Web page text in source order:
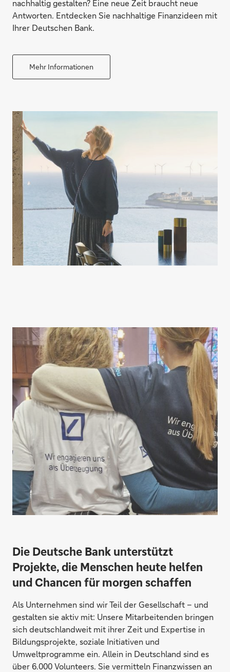
nachhaltig gestalten? Eine neue Zeit braucht neue
Antworten. Entdecken Sie nachhaltige Finanzideen mit
Ihrer Deutschen Bank.
Mehr Informationen
Die Deutsche Bank unterstützt
Projekte, die Menschen heute helfen
und Chancen für morgen schaffen
Als Unternehmen sind wir Teil der Gesellschaft – und
gestalten sie aktiv mit: Unsere Mitarbeitenden bringen
sich deutschlandweit mit ihrer Zeit und Expertise in
Bildungsprojekte, soziale Initiativen und
Umweltprogramme ein. Allein in Deutschland sind es
über 6.000 Volunteers. Sie vermitteln Finanzwissen an